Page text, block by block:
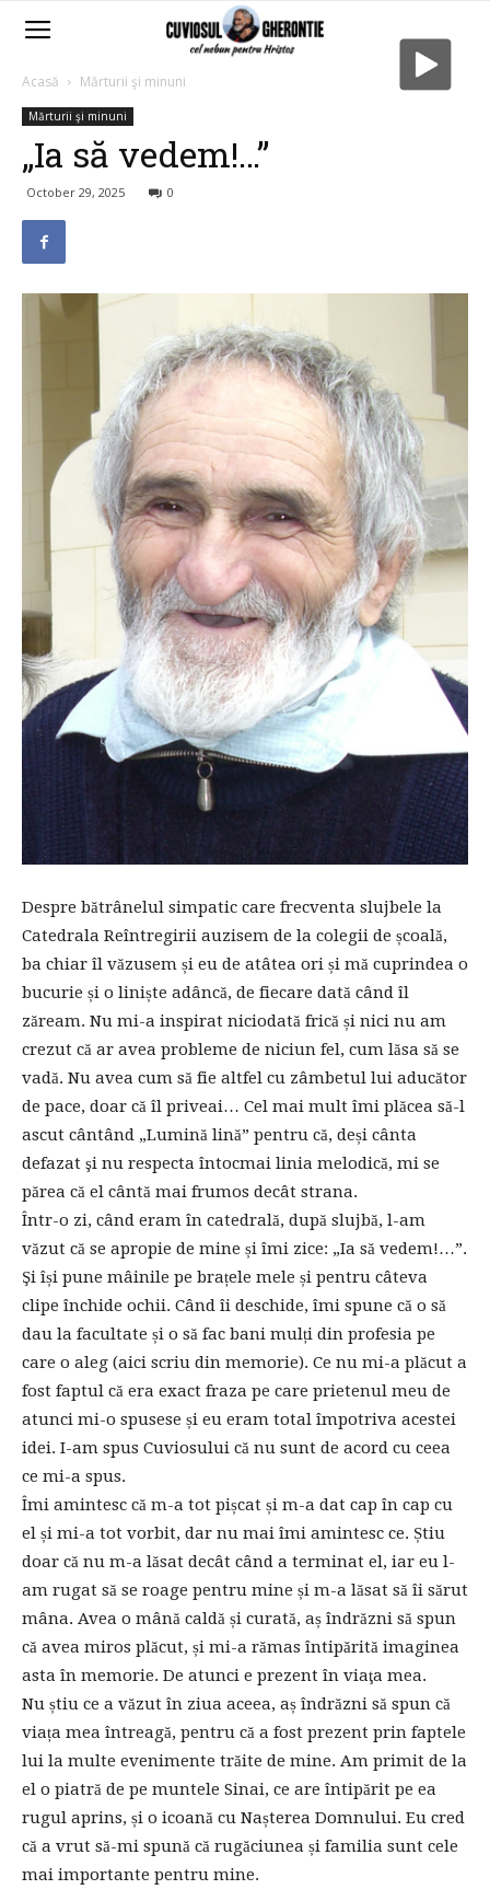
Acasă Mărturii şi minuni
Mărturii şi minuni
„Ia să vedem!…”
October 29, 2025 0
Despre bătrânelul simpatic care frecventa slujbele la
Catedrala Reîntregirii auzisem de la colegii de școală,
ba chiar îl văzusem și eu de atâtea ori și mă cuprindea o
bucurie și o liniște adâncă, de fiecare dată când îl
zăream. Nu mi-a inspirat niciodată frică și nici nu am
crezut că ar avea probleme de niciun fel, cum lăsa să se
vadă. Nu avea cum să fie altfel cu zâmbetul lui aducător
de pace, doar că îl priveai… Cel mai mult îmi plăcea să-l
ascut cântând „Lumină lină” pentru că, deși cânta
defazat şi nu respecta întocmai linia melodică, mi se
părea că el cântă mai frumos decât strana.
Într-o zi, când eram în catedrală, după slujbă, l-am
văzut că se apropie de mine și îmi zice: „Ia să vedem!…”.
Şi își pune mâinile pe brațele mele și pentru câteva
clipe închide ochii. Când îi deschide, îmi spune că o să
dau la facultate și o să fac bani mulți din profesia pe
care o aleg (aici scriu din memorie). Ce nu mi-a plăcut a
fost faptul că era exact fraza pe care prietenul meu de
atunci mi-o spusese și eu eram total împotriva acestei
idei. I-am spus Cuviosului că nu sunt de acord cu ceea
ce mi-a spus.
Îmi amintesc că m-a tot pișcat și m-a dat cap în cap cu
el și mi-a tot vorbit, dar nu mai îmi amintesc ce. Știu
doar că nu m-a lăsat decât când a terminat el, iar eu l-
am rugat să se roage pentru mine și m-a lăsat să îi sărut
mâna. Avea o mână caldă și curată, aș îndrăzni să spun
că avea miros plăcut, și mi-a rămas întipărită imaginea
asta în memorie. De atunci e prezent în viaţa mea.
Nu știu ce a văzut în ziua aceea, aș îndrăzni să spun că
viața mea întreagă, pentru că a fost prezent prin faptele
lui la multe evenimente trăite de mine. Am primit de la
el o piatră de pe muntele Sinai, ce are întipărit pe ea
rugul aprins, și o icoană cu Nașterea Domnului. Eu cred
că a vrut să-mi spună că rugăciunea și familia sunt cele
mai importante pentru mine.